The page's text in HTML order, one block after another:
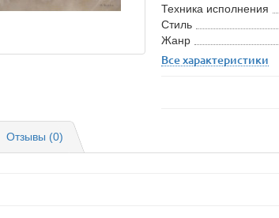
Техника исполнения
Стиль
Жанр
Все характеристики
Отзывы (0)